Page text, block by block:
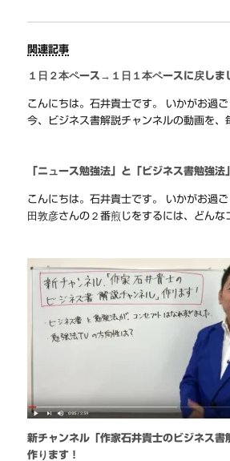
関連記事
１日２本ペース→１日１本ペースに戻しま
こんにちは。石井貴士です。 いかがお過ご
今、ビジネス書解説チャンネルの動画を、
「ニュース勉強法」と「ビジネス書勉強法
こんにちは。石井貴士です。 いかがお過
田敦彦さんの２番煎じをするには、どんな
新チャンネル「作家石井貴士のビジネス書
作ります！